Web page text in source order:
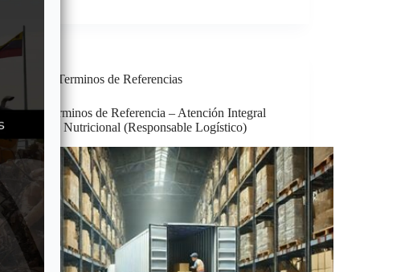
Terminos de Referencias
Términos de Referencia – Atención Integral
Nutricional (Responsable Logístico)